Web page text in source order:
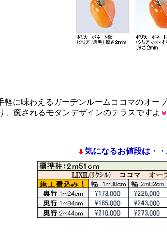
軽に味わえるガーデンルームココマのオー
、癒されるモダンデザインのテラスですよ
気になるお値段は・・